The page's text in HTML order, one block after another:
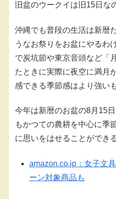
旧盆のウークイは旧15日な
沖縄でも普段の生活は新暦
うなお祭りをお盆にやるわ
で炭坑節や東京音頭など「
たときに実際に夜空に満月
感できる季節感はより強い
今年は新暦のお盆の8月15
もかつての農耕を中心に季
に思いをはせることができ
amazon.co.jp：女子文
ーン対象商品も